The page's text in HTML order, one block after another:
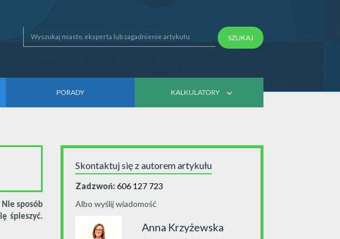
SZUKAJ
PORADY KALKULATORY
sposób
śpieszyć.
Skontaktuj się z autorem artykułu
Zadzwoń:606 127 723
Albo wyślij wiadomość
Anna Krzyżewska